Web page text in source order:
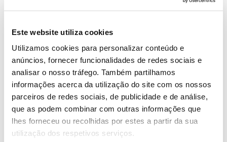
Este website utiliza cookies
Utilizamos cookies para personalizar conteúdo e
anúncios, fornecer funcionalidades de redes sociais e
analisar o nosso tráfego. Também partilhamos
informações acerca da utilização do site com os nossos
parceiros de redes sociais, de publicidade e de análise,
que as podem combinar com outras informações que
lhes forneceu ou recolhidas por estes a partir da sua
utilização dos respetivos serviços.
suber) e azinho (Quercus ilex
florestal com maior expressão no território.
– Em média, 86% dos povoamentos da floresta
nacional apresentam um bom estado de
vitalidade, com 9% em mau estado e 5% em
estado razoável. Por espécie, os pinheiros-
mansos (Pinus pinea)têm maior percentagem de
povoamentos em bom estado (98%). Em
sentido inverso, as alfarrobeiras (